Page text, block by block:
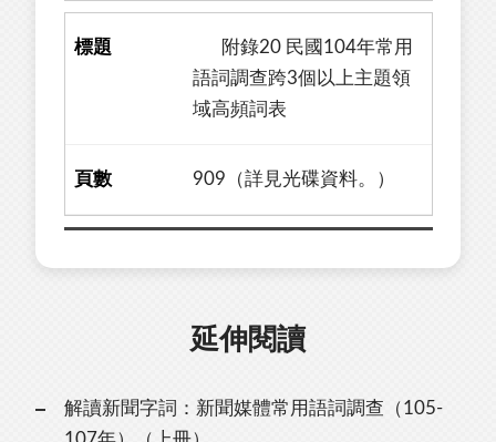
附錄20 民國104年常用
語詞調查跨3個以上主題領
域高頻詞表
909（詳見光碟資料。）
延伸閱讀
解讀新聞字詞：新聞媒體常用語詞調查（105-